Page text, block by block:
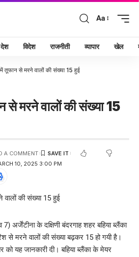
Aa
देश विदेश राजनीती व्यापार खेल
में तूफान से मरने वालों की संख्या 15 हुई
से मरने वालों की संख्या 15
10, 2025 3:00 PM
A COMMENT
अर्जेंटीना के दक्षिणी बंदरगाह शहर बहिया ब्लैंका
से मरने वालों की संख्या बढ़कर 15 हो गयी है।
को यह जानकारी दी। बहिया ब्लैंका के मेयर